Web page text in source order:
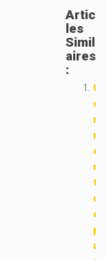
Artic
Les
Simil
Aires
:
C
o
m
m
e
n
t
d
é
p
a